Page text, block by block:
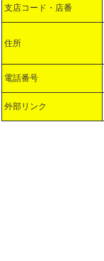
支店コード・店番
住所
電話番号
外部リンク